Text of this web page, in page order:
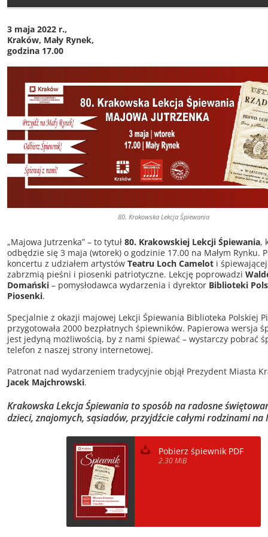
3 maja 2022 r.,
Kraków, Mały Rynek,
godzina 17.00
80. Krakowska Lekcja Śpiewania
„Majowa Jutrzenka” – to tytuł 80. Krakowskiej Lekcji Śpiewania,
odbędzie się 3 maja (wtorek) o godzinie 17.00 na Małym Rynku.
koncertu z udziałem artystów Teatru Loch Camelot i
zabrzmią pieśni i piosenki patriotyczne. Lekcję poprowadzi
Domański – pomysłodawca wydarzenia i dyrektor Biblioteki
Piosenki.
Specjalnie z okazji majowej Lekcji Śpiewania Biblioteka Polskiej
przygotowała 2000 bezpłatnych śpiewników. Papierowa wersja
jest jedyną możliwością, by z nami śpiewać – wystarczy pobrać
telefon z naszej strony internetowej.
Patronat nad wydarzeniem tradycyjnie objął Prezydent Miasta
Jacek Majchrowski.
Krakowska Lekcja Śpiewania to sposób na radosne
dzieci, znajomych, sąsiadów, przyjdźcie całymi rodzinami na
Pobierz śpiewnik PDF
2.30 MiB